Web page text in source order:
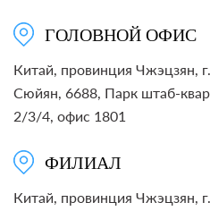
ГОЛОВНОЙ ОФИС
Китай, провинция Чжэцзян,
Сюйян, 6688, Парк штаб-
2/3/4, офис 1801
ФИЛИАЛ
Китай, провинция Чжэцзян,